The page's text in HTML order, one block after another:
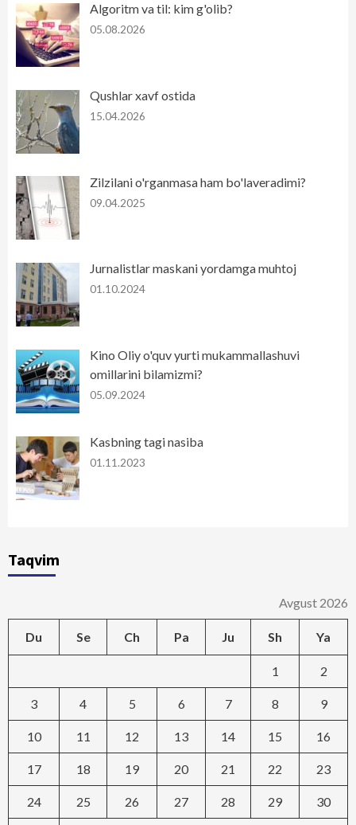
Algoritm va til: kim g'olib?
05.08.2026
Qushlar xavf ostida
15.04.2026
Zilzilani o'rganmasa ham bo'laveradimi?
09.04.2025
Jurnalistlar maskani yordamga muhtoj
01.10.2024
Kino Oliy o'quv yurti mukammallashuvi
omillarini bilamizmi?
05.09.2024
Kasbning tagi nasiba
01.11.2023
Taqvim
Avgust 2026
Du Se Ch Pa Ju Sh Ya
1 2
3 4 5 6 7 8 9
10 11 12 13 14 15 16
17 18 19 20 21 22 23
24 25 26 27 28 29 30